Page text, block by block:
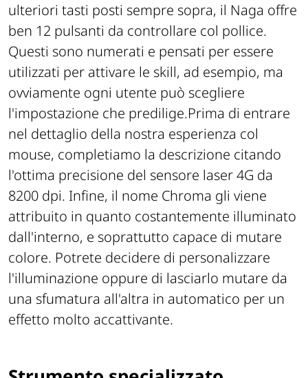
ulteriori tasti posti sempre sopra, il Naga offre
ben 12 pulsanti da controllare col pollice.
Questi sono numerati e pensati per essere
utilizzati per attivare le skill, ad esempio, ma
ovviamente ogni utente può scegliere
l'impostazione che predilige.Prima di entrare
nel dettaglio della nostra esperienza col
mouse, completiamo la descrizione citando
l'ottima precisione del sensore laser 4G da
8200 dpi. Infine, il nome Chroma gli viene
attribuito in quanto costantemente illuminato
dall'interno, e soprattutto capace di mutare
colore. Potrete decidere di personalizzare
l'illuminazione oppure di lasciarlo mutare da
una sfumatura all'altra in automatico per un
effetto molto accattivante.